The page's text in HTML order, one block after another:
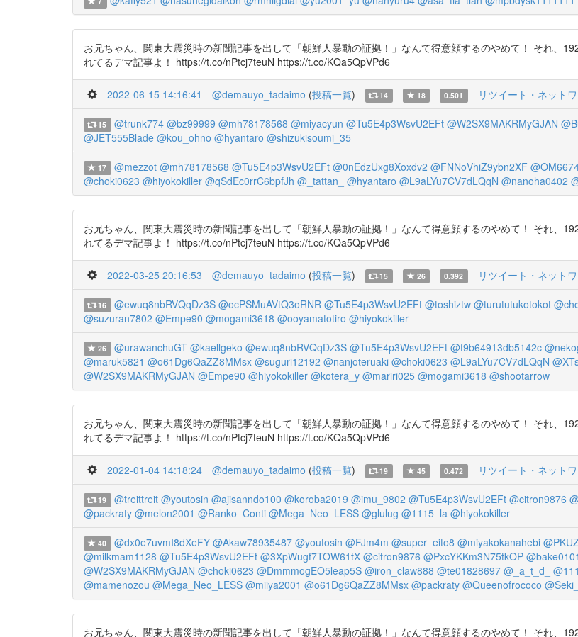
お兄ちゃん、関東大震災時の新聞記事を出して「朝鮮人暴動の証拠！」なんて得意顔するのやめて！ それ、
れてるデマ記事よ！ https://t.co/nPtcj7teuN https://t.co/KQa5QpVPd6
2022-06-15 14:16:41 @demauyo_tadaimo (投稿一覧) 14 18 0.501 リツイート・ネット
15 @trunk774 @bz99999 @mh78178568 @miyacyun @Tu5E4p3WsvU2EFt @W2SX9MAKRMyGJAN
@JET555Blade @kou_ohno @hyantaro @shizukisoumi_35
17 @mezzot @mh78178568 @Tu5E4p3WsvU2EFt @0nEdzUxg8Xoxdv2 @FNNoVhiZ9ybn2XF
@choki0623 @hiyokokiller @qSdEc0rrC6bpfJh @_tattan_ @hyantaro @L9aLYu7CV7dLQqN @nanoha0402
お兄ちゃん、関東大震災時の新聞記事を出して「朝鮮人暴動の証拠！」なんて得意顔するのやめて！ それ、
れてるデマ記事よ！ https://t.co/nPtcj7teuN https://t.co/KQa5QpVPd6
2022-03-25 20:16:53 @demauyo_tadaimo (投稿一覧) 15 26 0.392 リツイート・ネット
16 @ewuq8nbRVQqDz3S @ocPSMuAVtQ3oRNR @Tu5E4p3WsvU2EFt @toshiztw @turututukotokot
@suzuran7802 @Empe90 @mogami3618 @ooyamatotiro @hiyokokiller
26 @urawanchuGT @kaellgeko @ewuq8nbRVQqDz3S @Tu5E4p3WsvU2EFt @f9b64913db5142c
@maruk5821 @o61Dg6QaZZ8MMsx @suguri12192 @nanjoteruaki @choki0623 @L9aLYu7CV7dLQqN
@W2SX9MAKRMyGJAN @Empe90 @hiyokokiller @kotera_y @mariri025 @mogami3618 @shootarrow
お兄ちゃん、関東大震災時の新聞記事を出して「朝鮮人暴動の証拠！」なんて得意顔するのやめて！ それ、
れてるデマ記事よ！ https://t.co/nPtcj7teuN https://t.co/KQa5QpVPd6
2022-01-04 14:18:24 @demauyo_tadaimo (投稿一覧) 19 45 0.472 リツイート・ネット
19 @treittreit @youtosin @ajisanndo100 @koroba2019 @imu_9802 @Tu5E4p3WsvU2EFt @citron9876
@packraty @melon2001 @Ranko_Conti @Mega_Neo_LESS @glulug @1115_la @hiyokokiller
40 @dx0e7uvmI8dXeFY @Akaw78935487 @youtosin @FJm4m @super_eito8 @miyakokanahebi
@milkmam1128 @Tu5E4p3WsvU2EFt @3XpWugf7TOW61tX @citron9876 @PxcYKKm3N75tkOP
@W2SX9MAKRMyGJAN @choki0623 @DmmmogEO5leap5S @iron_claw888 @te01828697 @_a_t_d_
@mamenozou @Mega_Neo_LESS @miiya2001 @o61Dg6QaZZ8MMsx @packraty @Queenofrococo
お兄ちゃん、関東大震災時の新聞記事を出して「朝鮮人暴動の証拠！」なんて得意顔するのやめて！ それ、